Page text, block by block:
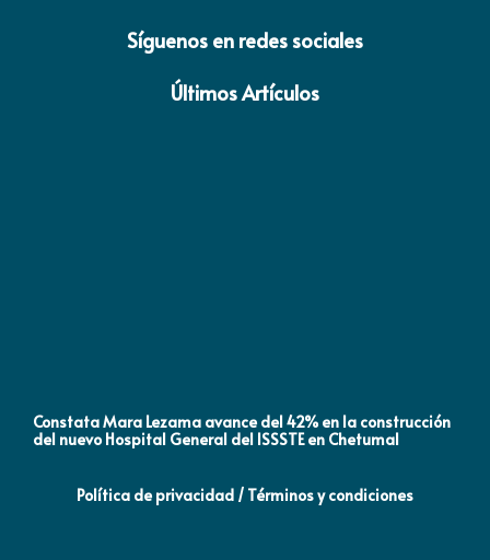
Síguenos en redes sociales
Últimos Artículos
Constata Mara Lezama avance del 42% en la construcción
del nuevo Hospital General del ISSSTE en Chetumal
Política de privacidad / Términos y condiciones